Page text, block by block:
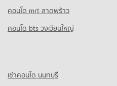
รฒ ประสานมิตร
รฒ ประสานมิตร
รฒ ประสานมิตร
คอนโด mrt ลาดพร้าว
คอนโด bts วงเวียนใหญ่
เช่าคอนโด นนทบุรี